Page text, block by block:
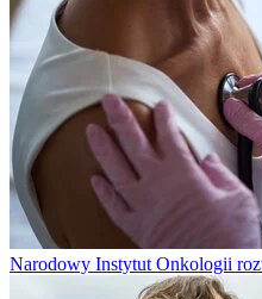
Narodowy Instytut Onkologii